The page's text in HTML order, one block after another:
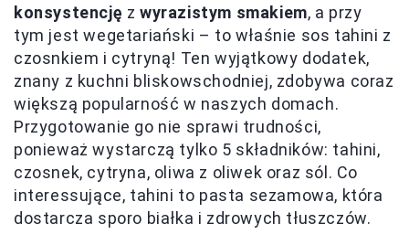
konsystencję zwyrazistym smakiem, a przy
tym jest wegetariański – to właśnie sos tahini z
czosnkiem i cytryną! Ten wyjątkowy dodatek,
znany z kuchni bliskowschodniej, zdobywa coraz
większą popularność w naszych domach.
Przygotowanie go nie sprawi trudności,
ponieważ wystarczą tylko 5 składników: tahini,
czosnek, cytryna, oliwa z oliwek oraz sól. Co
interessujące, tahini to pasta sezamowa, która
dostarcza sporo białka i zdrowych tłuszczów.